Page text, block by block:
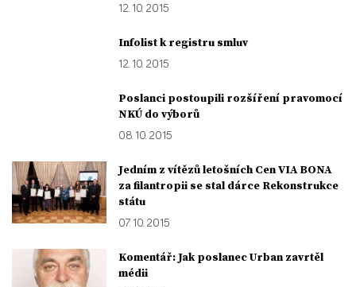
12. 10. 2015
Infolist k registru smluv
12. 10. 2015
Poslanci postoupili rozšíření pravomocí
NKÚ do výborů
08. 10. 2015
Jedním z vítězů letošních Cen VIA BONA
za filantropii se stal dárce Rekonstrukce
státu
07. 10. 2015
Komentář: Jak poslanec Urban zavrtěl
médii